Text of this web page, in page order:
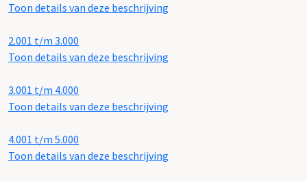
Toon details van deze beschrijving
2.001 t/m 3.000
Toon details van deze beschrijving
3.001 t/m 4.000
Toon details van deze beschrijving
4.001 t/m 5.000
Toon details van deze beschrijving